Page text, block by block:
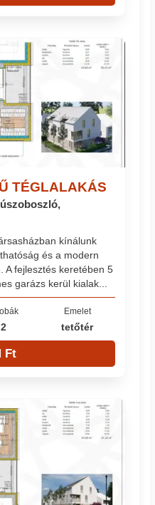
TÉGLALAKÁS
kínálunk
és a modern
A fejlesztés keretében 5
garázs kerül kialak...
2
Emelet
tetőtér
Ft